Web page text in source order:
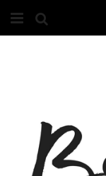
O NAS
KONTAKT